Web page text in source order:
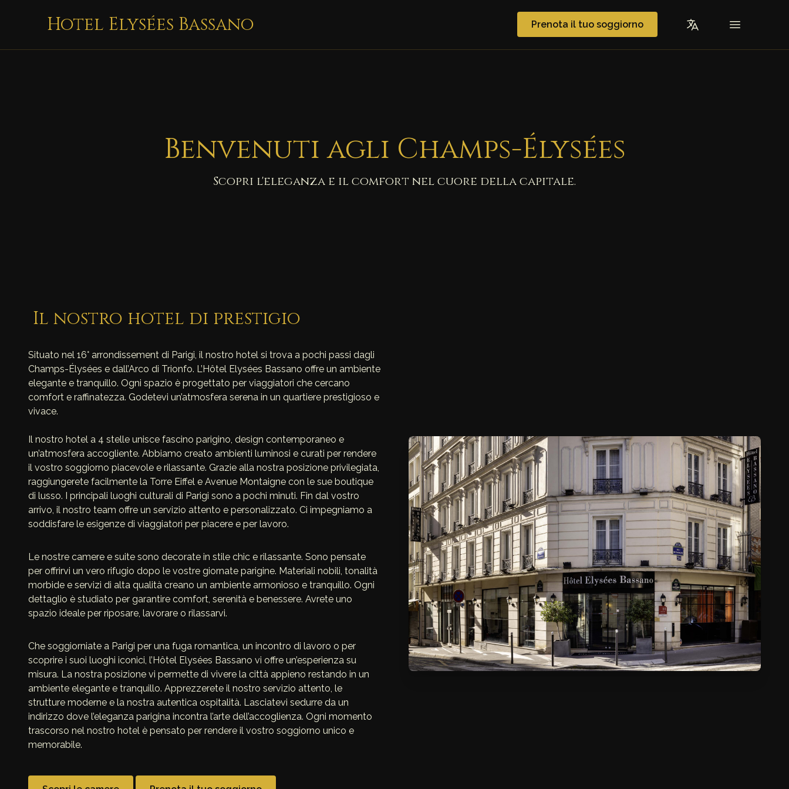
Hotel Elysées Bassano Prenota il tuo soggiorno
Benvenuti agli Champs-Élysées
Scopri l'eleganza e il comfort nel cuore della capitale.
Il nostro hotel di prestigio
Situato nel 16° arrondissement di Parigi, il nostro hotel si trova a pochi passi dagli
Champs-Élysées e dall’Arco di Trionfo. L’Hôtel Elysées Bassano offre un ambiente
elegante e tranquillo. Ogni spazio è progettato per viaggiatori che cercano
comfort e raffinatezza. Godetevi un’atmosfera serena in un quartiere prestigioso e
vivace.
Il nostro hotel a 4 stelle unisce fascino parigino, design contemporaneo e
un’atmosfera accogliente. Abbiamo creato ambienti luminosi e curati per rendere
il vostro soggiorno piacevole e rilassante. Grazie alla nostra posizione privilegiata,
raggiungerete facilmente la Torre Eiffel e Avenue Montaigne con le sue boutique
di lusso. I principali luoghi culturali di Parigi sono a pochi minuti. Fin dal vostro
arrivo, il nostro team offre un servizio attento e personalizzato. Ci impegniamo a
soddisfare le esigenze di viaggiatori per piacere e per lavoro.
Le nostre camere e suite sono decorate in stile chic e rilassante. Sono pensate
per offrirvi un vero rifugio dopo le vostre giornate parigine. Materiali nobili, tonalità
morbide e servizi di alta qualità creano un ambiente armonioso e tranquillo. Ogni
dettaglio è studiato per garantire comfort, serenità e benessere. Avrete uno
spazio ideale per riposare, lavorare o rilassarvi.
Che soggiorniate a Parigi per una fuga romantica, un incontro di lavoro o per
scoprire i suoi luoghi iconici, l’Hôtel Elysées Bassano vi offre un’esperienza su
misura. La nostra posizione vi permette di vivere la città appieno restando in un
ambiente elegante e tranquillo. Apprezzerete il nostro servizio attento, le
strutture moderne e la nostra autentica ospitalità. Lasciatevi sedurre da un
indirizzo dove l’eleganza parigina incontra l’arte dell’accoglienza. Ogni momento
trascorso nel nostro hotel è pensato per rendere il vostro soggiorno unico e
memorabile.